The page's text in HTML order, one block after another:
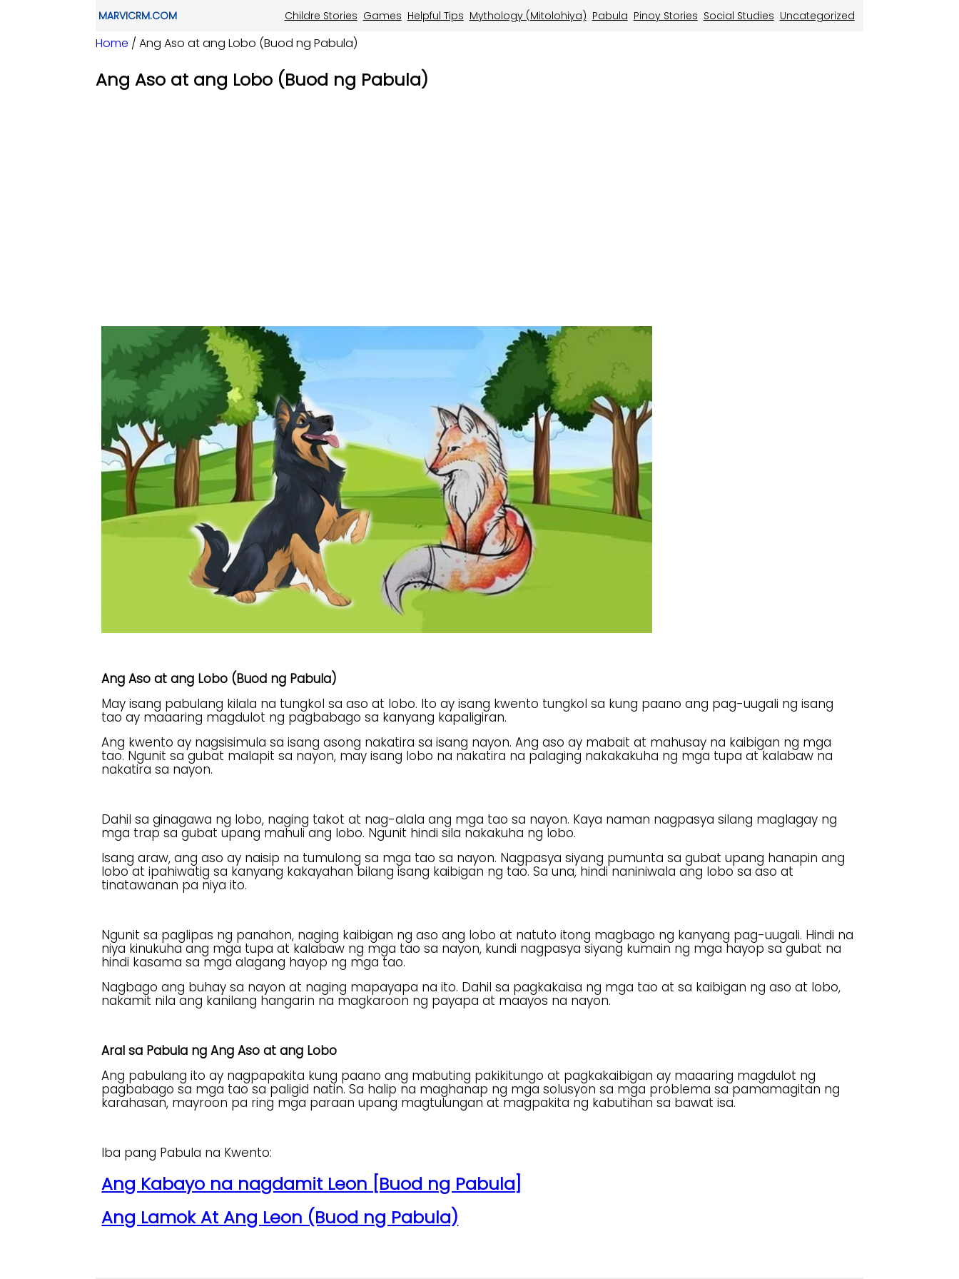
MARVICRM.COM Childre Stories Games Helpful Tips Mythology (Mitolohiya) Pabula Pinoy Stories Social Studies Uncategorized
Home / Ang Aso at ang Lobo (Buod ng Pabula)
Ang Aso at ang Lobo (Buod ng Pabula)
Ang Aso at ang Lobo (Buod ng Pabula)
May isang pabulang kilala na tungkol sa aso at lobo. Ito ay isang kwento tungkol sa kung paano ang pag-uugali ng isang
tao ay maaaring magdulot ng pagbabago sa kanyang kapaligiran.
Ang kwento ay nagsisimula sa isang asong nakatira sa isang nayon. Ang aso ay mabait at mahusay na kaibigan ng mga
tao. Ngunit sa gubat malapit sa nayon, may isang lobo na nakatira na palaging nakakakuha ng mga tupa at kalabaw na
nakatira sa nayon.
Dahil sa ginagawa ng lobo, naging takot at nag-alala ang mga tao sa nayon. Kaya naman nagpasya silang maglagay ng
mga trap sa gubat upang mahuli ang lobo. Ngunit hindi sila nakakuha ng lobo.
Isang araw, ang aso ay naisip na tumulong sa mga tao sa nayon. Nagpasya siyang pumunta sa gubat upang hanapin ang
lobo at ipahiwatig sa kanyang kakayahan bilang isang kaibigan ng tao. Sa una, hindi naniniwala ang lobo sa aso at
tinatawanan pa niya ito.
Ngunit sa paglipas ng panahon, naging kaibigan ng aso ang lobo at natuto itong magbago ng kanyang pag-uugali. Hindi na
niya kinukuha ang mga tupa at kalabaw ng mga tao sa nayon, kundi nagpasya siyang kumain ng mga hayop sa gubat na
hindi kasama sa mga alagang hayop ng mga tao.
Nagbago ang buhay sa nayon at naging mapayapa na ito. Dahil sa pagkakaisa ng mga tao at sa kaibigan ng aso at lobo,
nakamit nila ang kanilang hangarin na magkaroon ng payapa at maayos na nayon.
Aral sa Pabula ng Ang Aso at ang Lobo
Ang pabulang ito ay nagpapakita kung paano ang mabuting pakikitungo at pagkakaibigan ay maaaring magdulot ng
pagbabago sa mga tao sa paligid natin. Sa halip na maghanap ng mga solusyon sa mga problema sa pamamagitan ng
karahasan, mayroon pa ring mga paraan upang magtulungan at magpakita ng kabutihan sa bawat isa.
Iba pang Pabula na Kwento:
Ang Kabayo na nagdamit Leon [Buod ng Pabula]
Ang Lamok At Ang Leon (Buod ng Pabula)